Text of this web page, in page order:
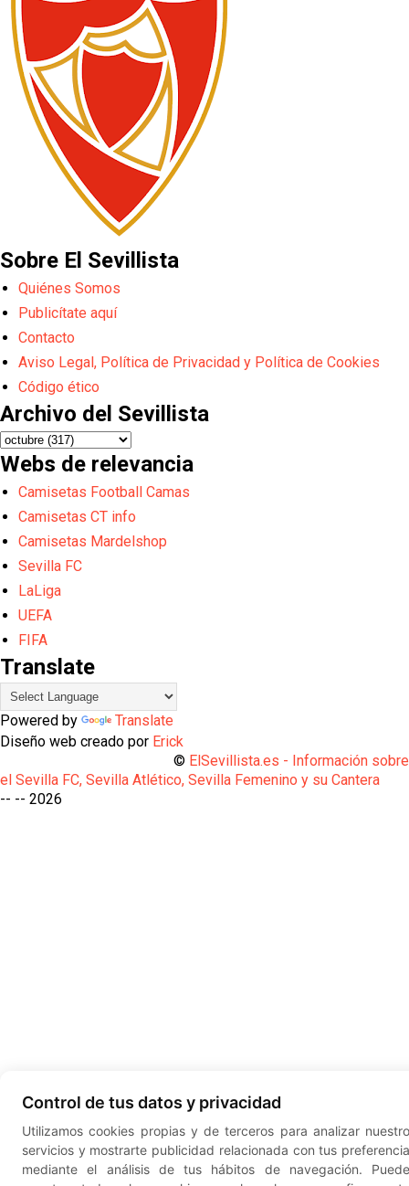
Sobre El Sevillista
Quiénes Somos
Publicítate aquí
Contacto
Aviso Legal, Política de Privacidad y Política de Cookies
Código ético
Archivo del Sevillista
Webs de relevancia
Camisetas Football Camas
Camisetas CT info
Camisetas Mardelshop
Sevilla FC
LaLiga
UEFA
FIFA
Translate
Powered by
Translate
Diseño web creado por Erick
© ElSevillista.es - Información sobre
el Sevilla FC, Sevilla Atlético, Sevilla Femenino y su Cantera
-- --
Control de tus datos y privacidad
Utilizamos cookies propias y de terceros para analizar
servicios y mostrarte publicidad relacionada con tus
mediante el análisis de tus hábitos de navegación.
2026